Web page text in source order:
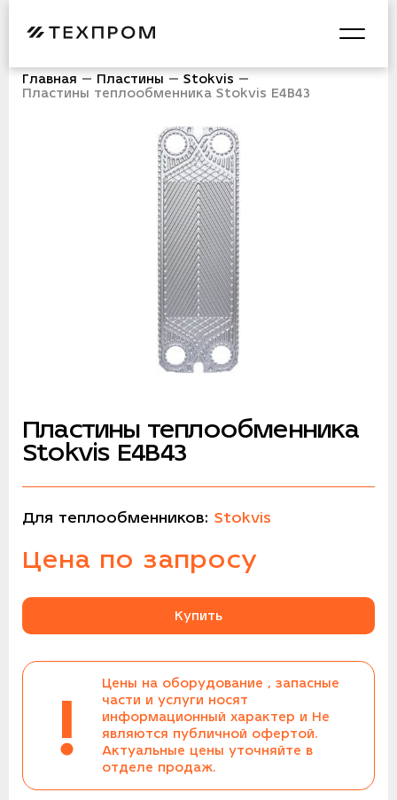
Главная Пластины
Stokvis
Пластины теплообменника Stokvis E4B43
Пластины теплообменника
Stokvis E4B43
Для теплообменников: Stokvis
Цена по запросу
Купить
!
Цены на оборудование , запасные
части и услуги носят
информационный характер и Не
являются публичной офертой.
Актуальные цены уточняйте в
отделе продаж.